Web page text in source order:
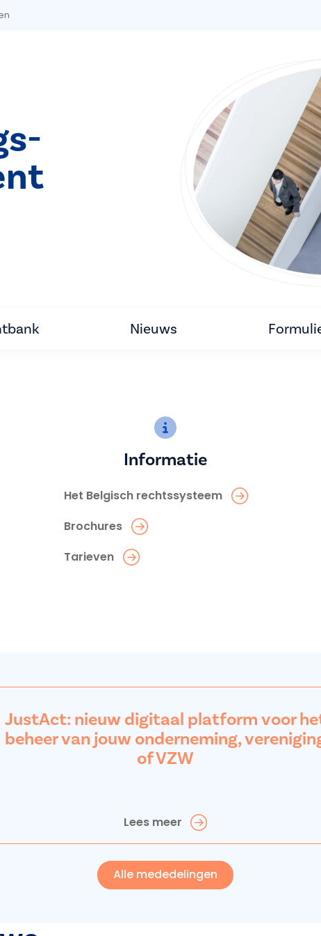
Nieuws
Informatie
Het Belgisch rechtssysteem
Brochures
Tarieven
JustAct: nieuw digitaal platform voor
beheer van jouw onderneming,
of VZW
Lees meer
Alle mededelingen